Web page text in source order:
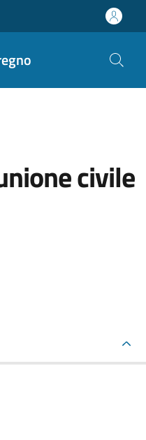
civile